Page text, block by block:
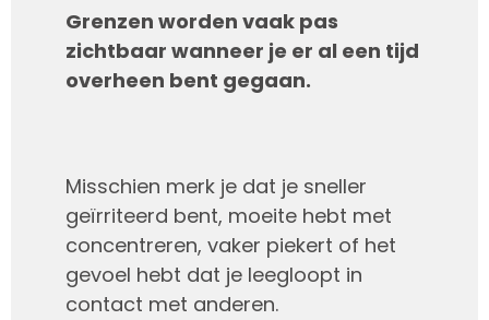
Grenzen worden vaak pas
zichtbaar wanneer je er al een tijd
overheen bent gegaan.
Misschien merk je dat je sneller
geïrriteerd bent, moeite hebt met
concentreren, vaker piekert of het
gevoel hebt dat je leegloopt in
contact met anderen.